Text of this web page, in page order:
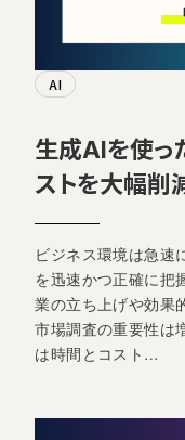
AI
生成AIを使っ
ストを大幅削
ビジネス環境は急速
を迅速かつ正確に把
業の立ち上げや効果
市場調査の重要性は
は時間とコスト…